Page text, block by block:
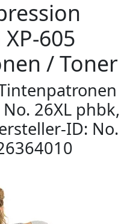
605
/ Toner
26XL phbk,
ID: No.